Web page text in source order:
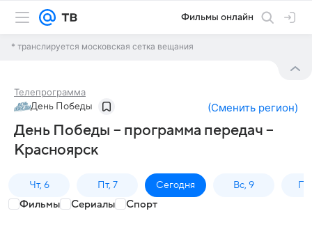
Фильмы онлайн
* транслируется московская сетка вещания
Телепрограмма
День Победы (Сменить регион)
День Победы – программа передач –
Красноярск
Чт, 6 Пт, 7 Сегодня Вс, 9
Фильмы Сериалы Спорт